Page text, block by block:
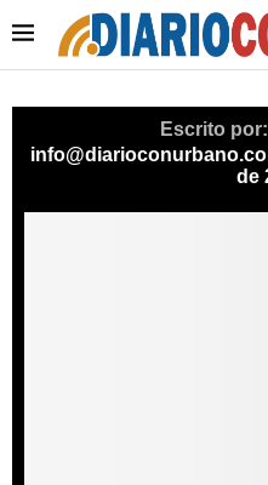
Escrito por:
de